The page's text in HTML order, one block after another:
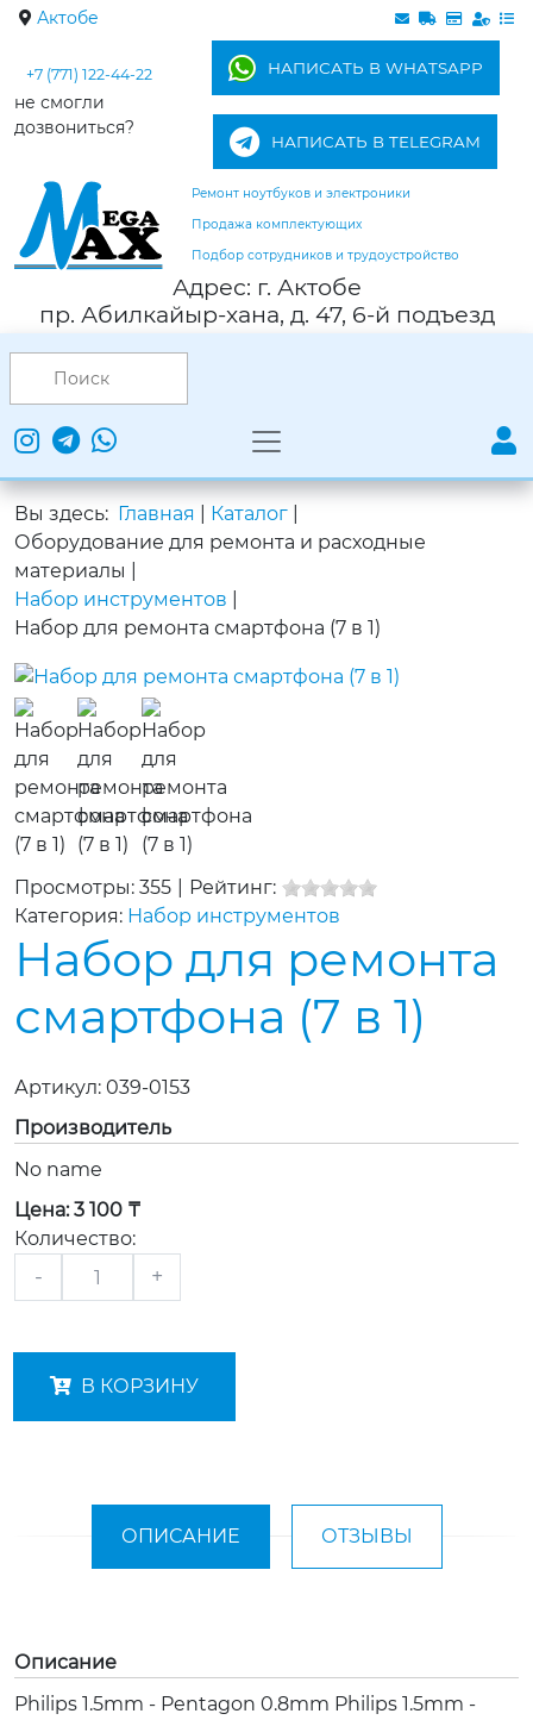
Актобе
+7 (771) 122-44-22
не смогли
дозвониться?
НАПИСАТЬ В WHATSAPP
НАПИСАТЬ В TELEGRAM
Ремонт ноутбуков и электроники
Продажа комплектующих
Подбор сотрудников и трудоустройство
Адрес: г. Актобе
пр. Абилкайыр-хана, д. 47, 6-й подъезд
Вы здесь: Главная Каталог
Оборудование для ремонта и расходные
материалы
Набор инструментов
Набор для ремонта смартфона (7 в 1)
Просмотры: 355
Рейтинг:
Категория: Набор инструментов
Набор для ремонта
смартфона (7 в 1)
Артикул: 039-0153
Производитель
No name
Цена: 3 100 ₸
Количество:
- +
В КОРЗИНУ
ОПИСАНИЕ ОТЗЫВЫ
Описание
Philips 1.5mm - Pentagon 0.8mm Philips 1.5mm -